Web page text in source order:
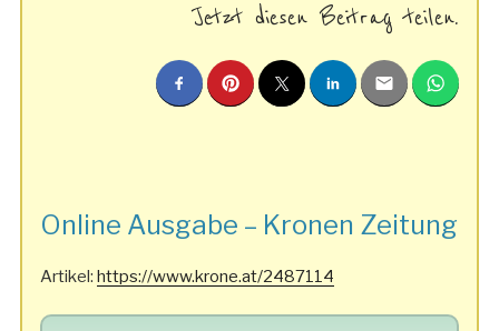
Jetzt diesen Beitrag teilen.
Online Ausgabe – Kronen Zeitung
Artikel: https://www.krone.at/2487114